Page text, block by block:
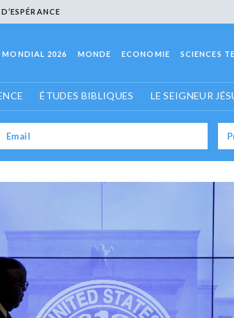
MONDIAL 2026 MONDE ECONOMIE SCIENCES
ÉTUDES BIBLIQUES LE SEIGNEUR